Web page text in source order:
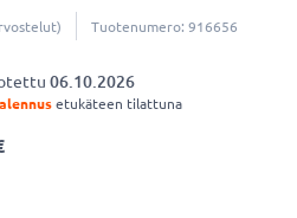
Tuotenumero: 916656
06.10.2026
etukäteen tilattuna